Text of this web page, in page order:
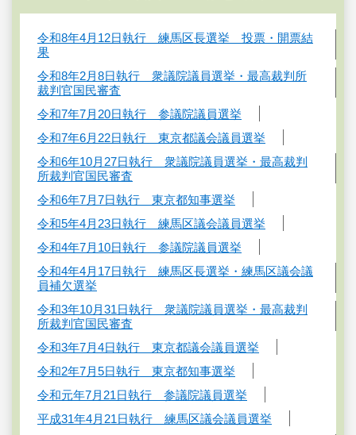
令和8年4月12日執行 練馬区長選挙 投票・開票結
果
令和8年2月8日執行 衆議院議員選挙・最高裁判所
裁判官国民審査
令和7年7月20日執行 参議院議員選挙
令和7年6月22日執行 東京都議会議員選挙
令和6年10月27日執行 衆議院議員選挙・最高裁判
所裁判官国民審査
令和6年7月7日執行 東京都知事選挙
令和5年4月23日執行 練馬区議会議員選挙
令和4年7月10日執行 参議院議員選挙
令和4年4月17日執行 練馬区長選挙・練馬区議会議
員補欠選挙
令和3年10月31日執行 衆議院議員選挙・最高裁判
所裁判官国民審査
令和3年7月4日執行 東京都議会議員選挙
令和2年7月5日執行 東京都知事選挙
令和元年7月21日執行 参議院議員選挙
平成31年4月21日執行 練馬区議会議員選挙